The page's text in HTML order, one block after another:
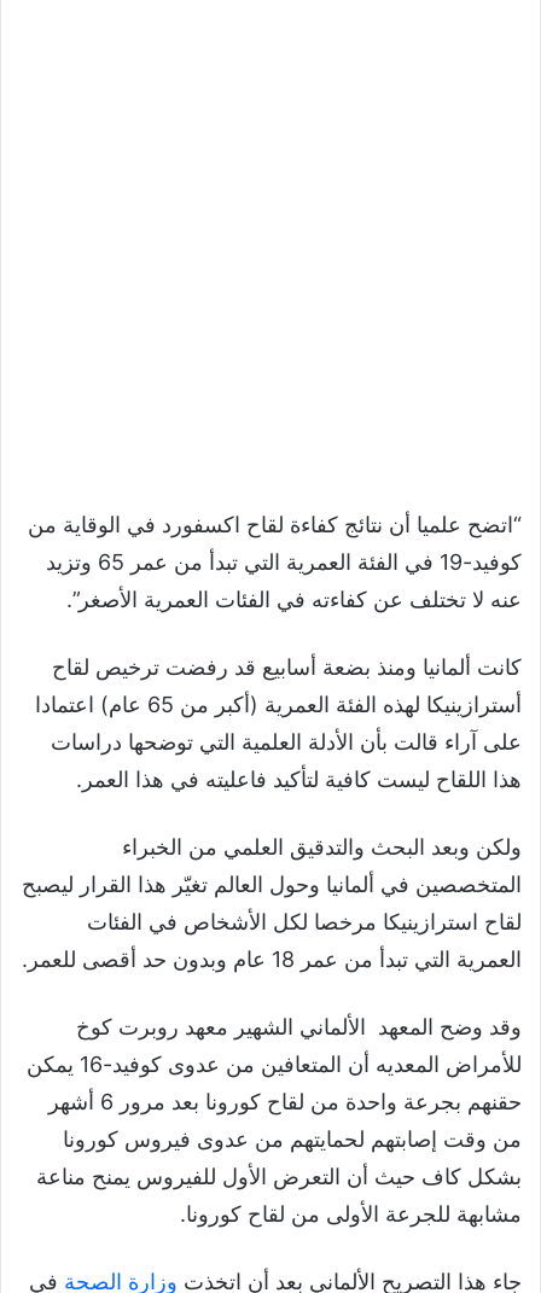
“اتضح علميا أن نتائج كفاءة لقاح اكسفورد في الوقاية من
كوفيد-19 في الفئة العمرية التي تبدأ من عمر 65 وتزيد
عنه لا تختلف عن كفاءته في الفئات العمرية الأصغر”.
كانت ألمانيا ومنذ بضعة أسابيع قد رفضت ترخيص لقاح
أسترازينيكا لهذه الفئة العمرية (أكبر من 65 عام) اعتمادا
على آراء قالت بأن الأدلة العلمية التي توضحها دراسات
هذا اللقاح ليست كافية لتأكيد فاعليته في هذا العمر.
ولكن وبعد البحث والتدقيق العلمي من الخبراء
المتخصصين في ألمانيا وحول العالم تغيّر هذا القرار ليصبح
لقاح استرازينيكا مرخصا لكل الأشخاص في الفئات
العمرية التي تبدأ من عمر 18 عام وبدون حد أقصى للعمر.
وقد وضح المعهد الألماني الشهير معهد روبرت كوخ
للأمراض المعديه أن المتعافين من عدوى كوفيد-16 يمكن
حقنهم بجرعة واحدة من لقاح كورونا بعد مرور 6 أشهر
من وقت إصابتهم لحمايتهم من عدوى فيروس كورونا
بشكل كاف حيث أن التعرض الأول للفيروس يمنح مناعة
مشابهة للجرعة الأولى من لقاح كورونا.
جاء هذا التصريح الألماني بعد أن اتخذت وزارة الصحة في